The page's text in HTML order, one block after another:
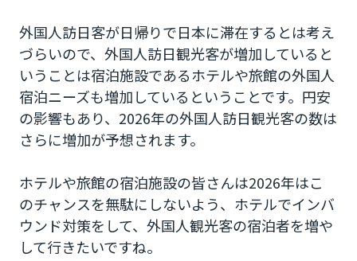
を外国人宿泊客に知らせる方法
海外のホテルのWhatsApp Business公式アカウン
トの周知、運用例
日本でWhatsApp Business Platformを活用してい
る事例
おすすめ
WhatsAppBusinessの活用は差別化につながる
外国語での迅速なチャットの返信で差別化を！
外国人訪日客が日帰りで日本に滞在するとは考え
づらいので、外国人訪日観光客が増加していると
いうことは宿泊施設であるホテルや旅館の外国人
宿泊ニーズも増加しているということです。円安
の影響もあり、2026年の外国人訪日観光客の数は
さらに増加が予想されます。
ホテルや旅館の宿泊施設の皆さんは2026年はこ
のチャンスを無駄にしないよう、ホテルでインバ
ウンド対策をして、外国人観光客の宿泊者を増や
して行きたいですね。